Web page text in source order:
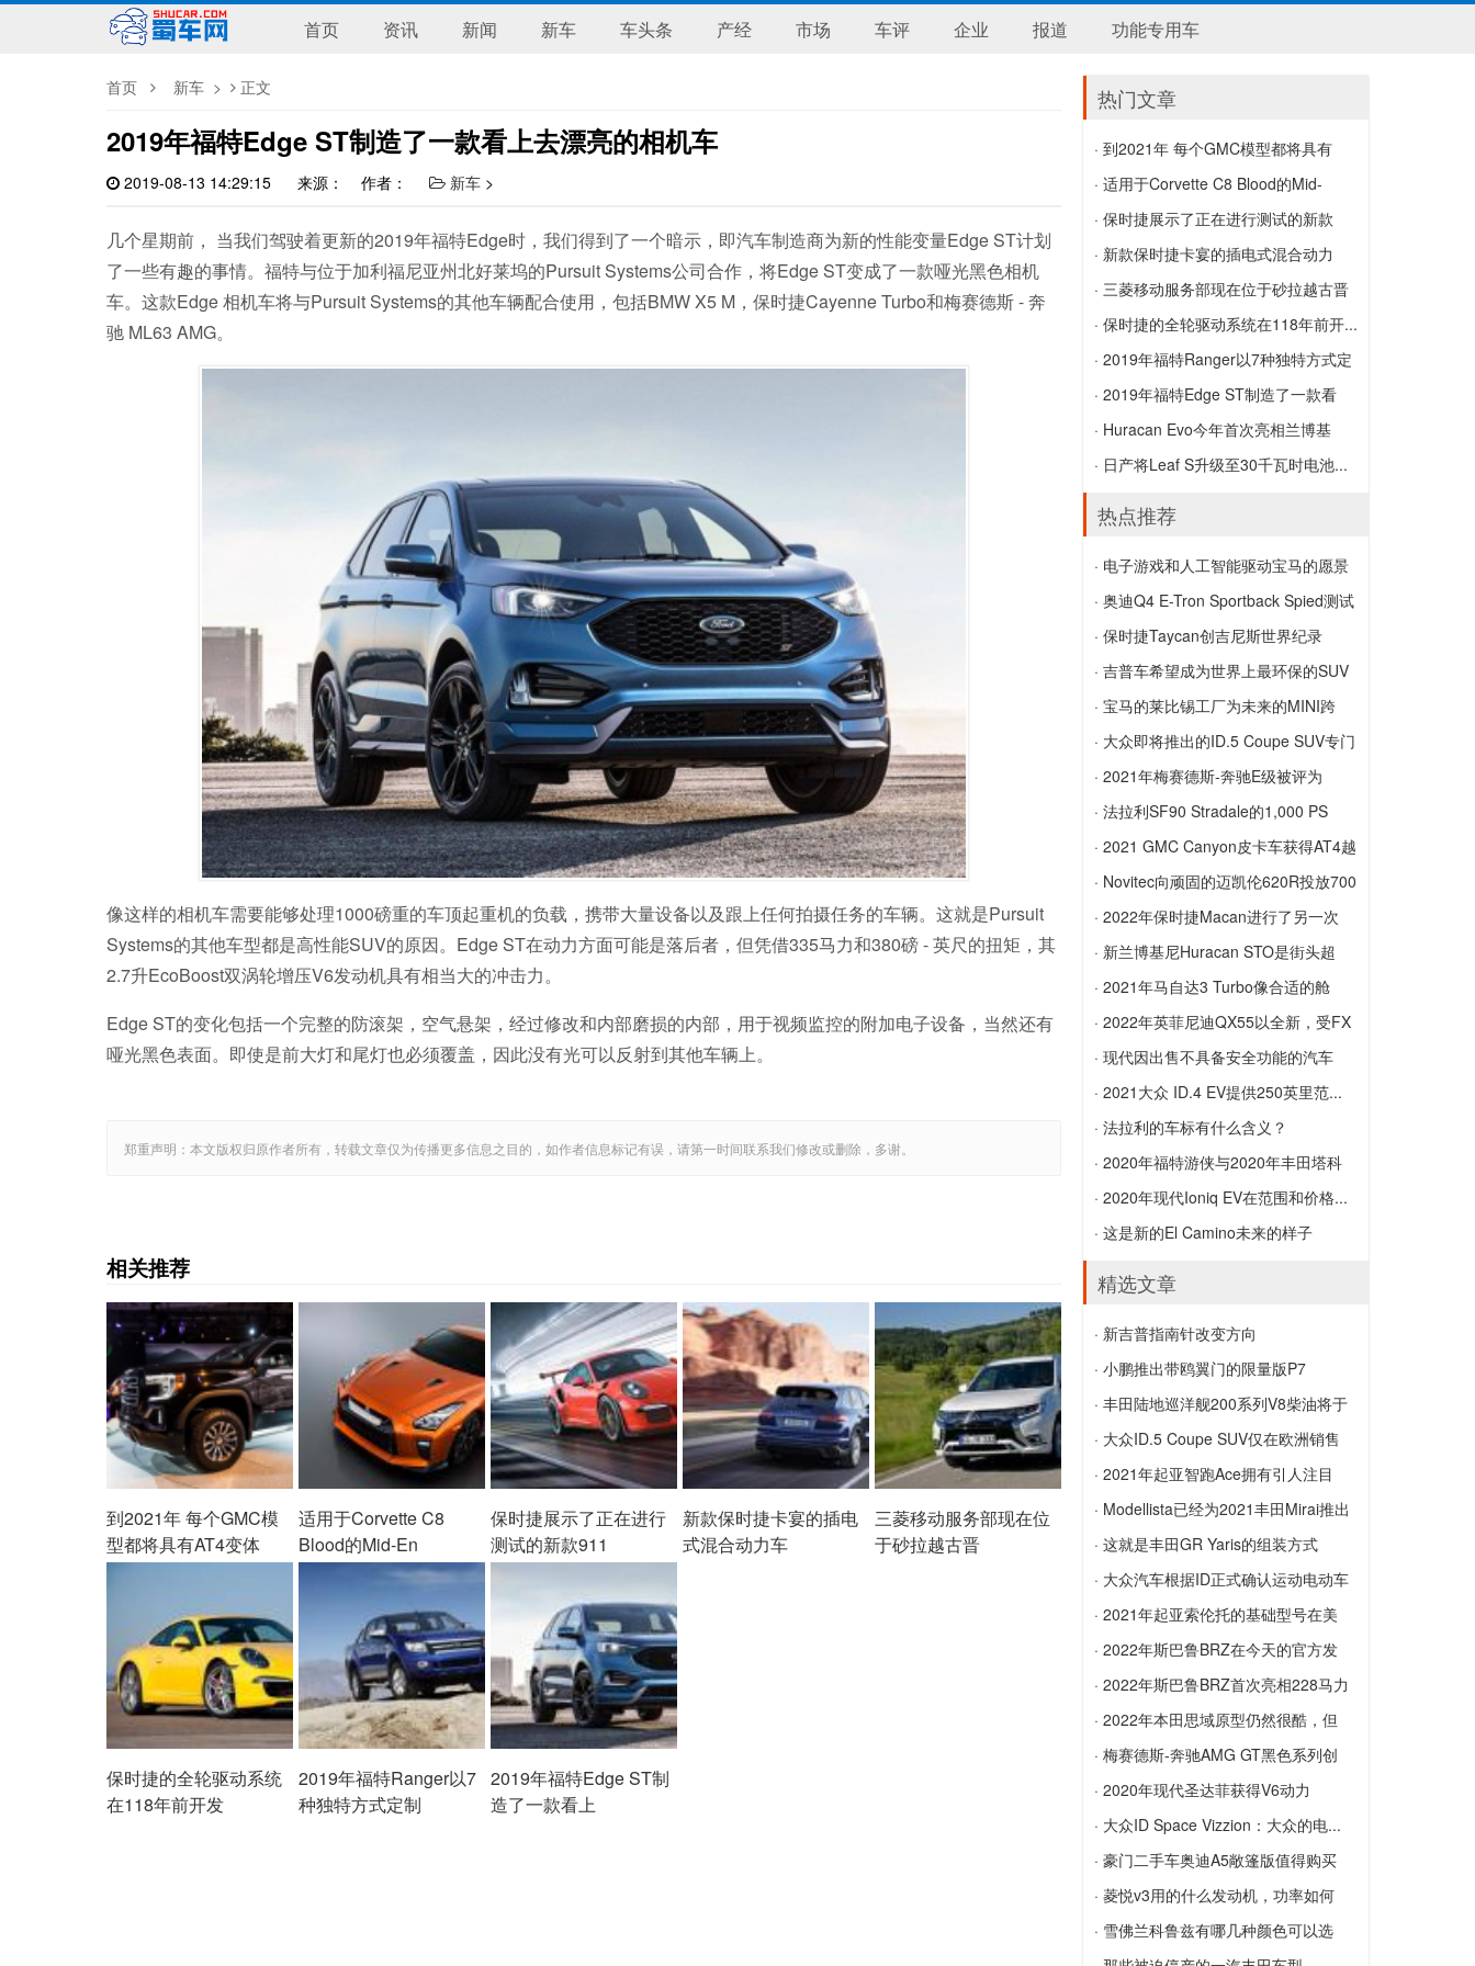
首页 资讯 新闻 新车 车头条 产经 市场 车评 企业 报道 功能专用车
首页 新车 > 正文
2019年福特Edge ST制造了一款看上去漂亮的相机车
2019-08-13 14:29:15 来源： 作者： 新车 >
几个星期前， 当我们驾驶着更新的2019年福特Edge时，我们得到了一个暗示，即汽车制造商为新的性能变量Edge ST计划
了一些有趣的事情。福特与位于加利福尼亚州北好莱坞的Pursuit Systems公司合作，将Edge ST变成了一款哑光黑色相机
车。这款Edge 相机车将与Pursuit Systems的其他车辆配合使用，包括BMW X5 M，保时捷Cayenne Turbo和梅赛德斯 - 奔
驰 ML63 AMG。
像这样的相机车需要能够处理1000磅重的车顶起重机的负载，携带大量设备以及跟上任何拍摄任务的车辆。这就是Pursuit
Systems的其他车型都是高性能SUV的原因。Edge ST在动力方面可能是落后者，但凭借335马力和380磅 - 英尺的扭矩，其
2.7升EcoBoost双涡轮增压V6发动机具有相当大的冲击力。
Edge ST的变化包括一个完整的防滚架，空气悬架，经过修改和内部磨损的内部，用于视频监控的附加电子设备，当然还有
哑光黑色表面。即使是前大灯和尾灯也必须覆盖，因此没有光可以反射到其他车辆上。
郑重声明：本文版权归原作者所有，转载文章仅为传播更多信息之目的，如作者信息标记有误，请第一时间联系我们修改或删除，多谢。
相关推荐
到2021年 每个GMC模
型都将具有AT4变体
适用于Corvette C8
Blood的Mid-En
保时捷展示了正在进行
测试的新款911
新款保时捷卡宴的插电
式混合动力车
三菱移动服务部现在位
于砂拉越古晋
保时捷的全轮驱动系统
在118年前开发
2019年福特Ranger以7
种独特方式定制
2019年福特Edge ST制
造了一款看上
热门文章
· 到2021年 每个GMC模型都将具有
AT4变体
到2021年 每个GMC模型都将具有AT4变
体
· 适用于Corvette C8 Blood的Mid-
Engined Nissan GT-R
适用于Corvette C8 Blood的Mid-Engined
Nissan GT-R
· 保时捷展示了正在进行测试的新款
911
保时捷展示了正在进行测试的新款911
· 新款保时捷卡宴的插电式混合动力
车...
新款保时捷卡宴的插电式混合动力车型宣
布
· 三菱移动服务部现在位于砂拉越古晋
三菱移动服务部现在位于砂拉越古晋
· 保时捷的全轮驱动系统在118年前开...
保时捷的全轮驱动系统在118年前开发 不
断发展
· 2019年福特Ranger以7种独特方式定
制
2019年福特Ranger以7种独特方式定制
· 2019年福特Edge ST制造了一款看
上...
2019年福特Edge ST制造了一款看上去漂
亮的相机车
· Huracan Evo今年首次亮相兰博基
尼...
Super Trofeo的第10版
· 日产将Leaf S升级至30千瓦时电池...
了价格
热点推荐
· 电子游戏和人工智能驱动宝马的愿景
电子游戏和人工智能驱动宝马的愿景
· 奥迪Q4 E-Tron Sportback Spied测试
在雪中
奥迪Q4 E-Tron Sportback Spied测试在
雪中
· 保时捷Taycan创吉尼斯世界纪录
保时捷Taycan创吉尼斯世界纪录
· 吉普车希望成为世界上最环保的SUV
品牌
吉普车希望成为世界上最环保的SUV品牌
· 宝马的莱比锡工厂为未来的MINI跨
界...
宝马的莱比锡工厂为未来的MINI跨界车生
产做准备
· 大众即将推出的ID.5 Coupe SUV专门
针对欧洲
大众即将推出的ID.5 Coupe SUV专门针
对欧洲
· 2021年梅赛德斯-奔驰E级被评为
Moto...
2021年梅赛德斯-奔驰E级被评为
MotorTrend年度汽车
· 法拉利SF90 Stradale的1,000 PS
PHEV动力总成
法拉利SF90 Stradale的1,000 PS PHEV
动力总成
· 2021 GMC Canyon皮卡车获得AT4越
野性能版
2021 GMC Canyon皮卡车获得AT4越野
性能版
· Novitec向顽固的迈凯伦620R投放700
马力
Novitec向顽固的迈凯伦620R投放700马
力
· 2022年保时捷Macan进行了另一次
改...
2022年保时捷Macan进行了另一次改版
以保留EV兄弟公司
· 新兰博基尼Huracan STO是街头超
级...
新兰博基尼Huracan STO是街头超级
Trofeo赛车手
· 2021年马自达3 Turbo像合适的舱
口...
2021年马自达3 Turbo像合适的舱口盖一
样加速加速，在5.7秒内达到60 MPH
· 2022年英菲尼迪QX55以全新，受FX
启...
2022年英菲尼迪QX55以全新，受FX启发
的造型亮相
· 现代因出售不具备安全功能的汽车
而...
现代因出售不具备安全功能的汽车而被起
诉
· 2021大众 ID.4 EV提供250英里范...
2021大众 ID.4 EV提供250英里范围，
201HP RWD动力总成，售价$ 39,995
· 法拉利的车标有什么含义？
法拉利的车标有什么含义？
· 2020年福特游侠与2020年丰田塔科
马...
2020年福特游侠与2020年丰田塔科马：
比较皮卡
· 2020年现代Ioniq EV在范围和价格...
2020年现代Ioniq EV在范围和价格上得到
提升
· 这是新的El Camino未来的样子
精选文章
· 新吉普指南针改变方向
新吉普指南针改变方向
· 小鹏推出带鸥翼门的限量版P7
小鹏推出带鸥翼门的限量版P7
· 丰田陆地巡洋舰200系列V8柴油将于
2...
丰田陆地巡洋舰200系列V8柴油将于2021
年3月停止生产
· 大众ID.5 Coupe SUV仅在欧洲销售
大众ID.5 Coupe SUV仅在欧洲销售
· 2021年起亚智跑Ace拥有引人注目
的...
2021年起亚智跑Ace拥有引人注目的新外
观，其中包括比生活格栅更大的格栅
· Modellista已经为2021丰田Mirai推出
了套件
Modellista已经为2021丰田Mirai推出了套
件
· 这就是丰田GR Yaris的组装方式
这就是丰田GR Yaris的组装方式
· 大众汽车根据ID正式确认运动电动车
大众汽车根据ID正式确认运动电动车
· 2021年起亚索伦托的基础型号在美
国...
2021年起亚索伦托的基础型号在美国以
2,450美元的价格飙升
· 2022年斯巴鲁BRZ在今天的官方发
布...
2022年斯巴鲁BRZ在今天的官方发布会
上露面
· 2022年斯巴鲁BRZ首次亮相228马力
的...
2022年斯巴鲁BRZ首次亮相228马力的N
/ A拳击手，更坚固的底盘和更多技术
· 2022年本田思域原型仍然很酷，但
出...
2022年本田思域原型仍然很酷，但出人
意料的是
· 梅赛德斯-奔驰AMG GT黑色系列创
造...
梅赛德斯-奔驰AMG GT黑色系列创造了
纽伯格林纪录
· 2020年现代圣达菲获得V6动力
2020年现代圣达菲获得V6动力
· 大众ID Space Vizzion：大众的电...
大众ID Space Vizzion：大众的电动房车
就在这里
· 豪门二手车奥迪A5敞篷版值得购买
吗？
豪门二手车奥迪A5敞篷版值得购买吗？
· 菱悦v3用的什么发动机，功率如何
菱悦v3用的什么发动机，功率如何
· 雪佛兰科鲁兹有哪几种颜色可以选